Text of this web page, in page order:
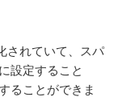
されていて、スパ
設定すること
ることができま